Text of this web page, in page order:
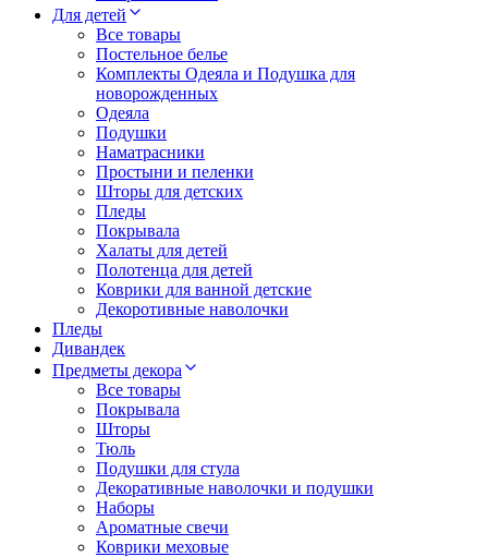
Для детей
Все товары
Постельное белье
Комплекты Одеяла и Подушка для
новорожденных
Одеяла
Подушки
Наматрасники
Простыни и пеленки
Шторы для детских
Пледы
Покрывала
Халаты для детей
Полотенца для детей
Коврики для ванной детские
Декоротивные наволочки
Пледы
Дивандек
Предметы декора
Все товары
Покрывала
Шторы
Тюль
Подушки для стула
Декоративные наволочки и подушки
Наборы
Ароматные свечи
Коврики меховые